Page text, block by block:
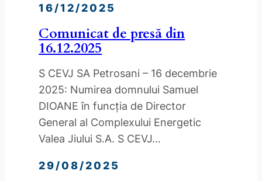
16/12/2025
Comunicat de presă din
16.12.2025
S CEVJ SA Petrosani – 16 decembrie
2025: Numirea domnului Samuel
DIOANE în funcția de Director
General al Complexului Energetic
Valea Jiului S.A. S CEVJ…
29/08/2025